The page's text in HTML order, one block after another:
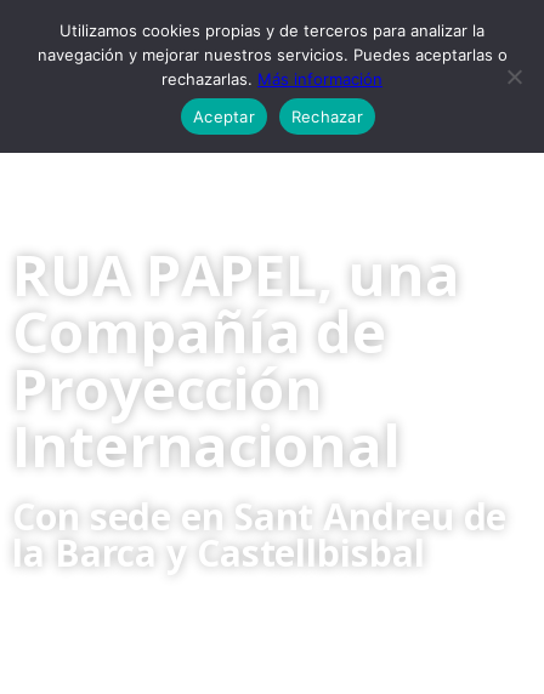
RUA PAPEL, una
Compañía de
Proyección
Internacional
Con sede en Sant Andreu de
la Barca y Castellbisbal
Utilizamos cookies propias y de terceros para analizar la
navegación y mejorar nuestros servicios. Puedes aceptarlas o
rechazarlas. Más información
Aceptar
Rechazar